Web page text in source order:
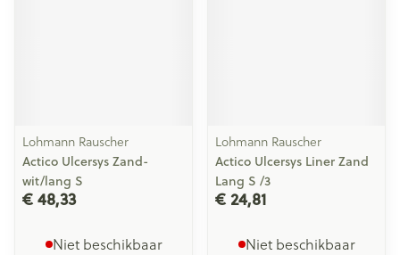
Lohmann Rauscher
Actico Ulcersys Zand-
wit/lang S
€ 48,33
Niet beschikbaar
Lohmann Rauscher
Actico Ulcersys Liner Zand
Lang S /3
€ 24,81
Niet beschikbaar